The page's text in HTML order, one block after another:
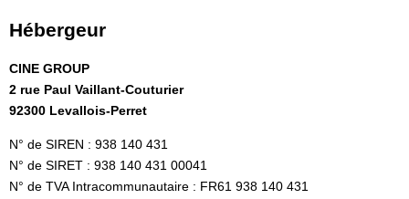
Hébergeur
CINE GROUP
2 rue Paul Vaillant-Couturier
92300 Levallois-Perret
N° de SIREN : 938 140 431
N° de SIRET : 938 140 431 00041
N° de TVA Intracommunautaire : FR61 938 140 431